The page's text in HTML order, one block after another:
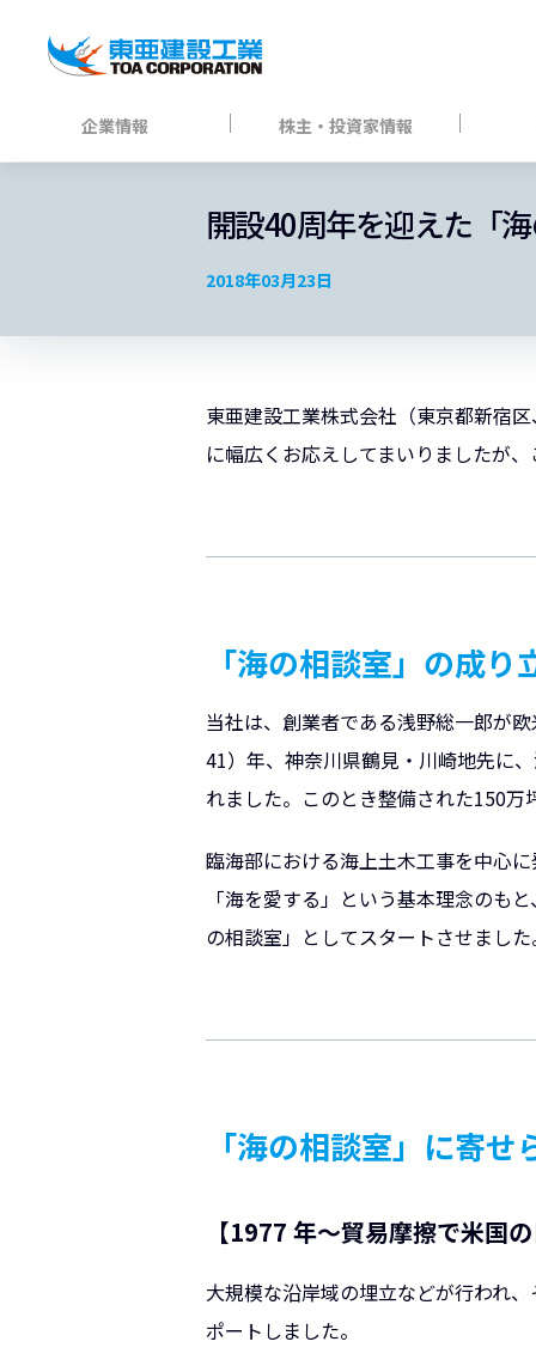
企業情報 株主・投資家情報
開設40周年を迎えた「海
2018年03月23日
東亜建設工業株式会社（東京都新宿
に幅広くお応えしてまいりましたが
「海の相談室」の成り
当社は、創業者である浅野総一郎が
41）年、神奈川県鶴見・川崎地先に
れました。このとき整備された150万
臨海部における海上土木工事を中心
「海を愛する」という基本理念のも
の相談室」としてスタートさせました
「海の相談室」に寄せ
【1977 年～貿易摩擦で米国
大規模な沿岸域の埋立などが行われ
ポートしました。